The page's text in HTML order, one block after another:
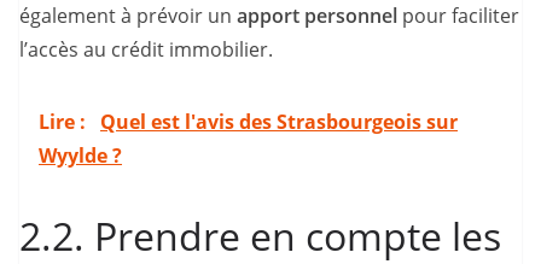
également à prévoir un apport personnel pour faciliter
l’accès au crédit immobilier.
Lire :
Quel est l'avis des Strasbourgeois sur
Wyylde ?
2.2. Prendre en compte les